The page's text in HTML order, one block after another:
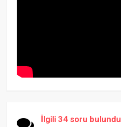
İlgili 34 soru bulundu